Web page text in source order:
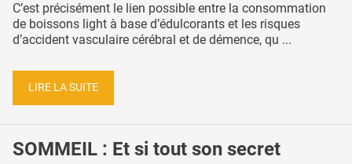
C’est précisément le lien possible entre la consommation
de boissons light à base d’édulcorants et les risques
d’accident vasculaire cérébral et de démence, qu ...
LIRE LA SUITE
SOMMEIL : Et si tout son secret